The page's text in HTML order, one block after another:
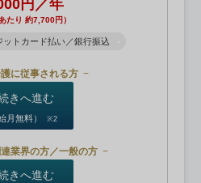
円／年
たり 約7,700円）
ットカード払い／銀行振込
に従事される方
きへ進む
月無料） ※2
業界の方／一般の方
きへ進む